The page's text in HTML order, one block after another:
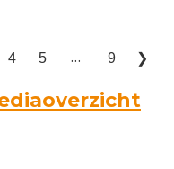
4 5 … 9 ❯